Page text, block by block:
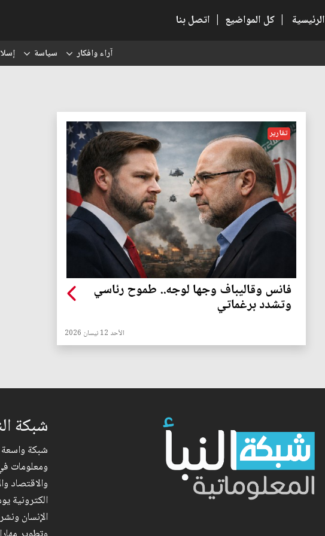
الرئيسية | كل المواضيع | اتصل بنا
آراء وافكار سياسة
تقارير
فانس وقاليباف وجها لوجه.. طموح رئاسي
وتشدد برغماتي
الأحد 12 نيسان 2026
شبكة
شبكة
ومعلومات
والاقتصاد
الكترونية
الإنسان